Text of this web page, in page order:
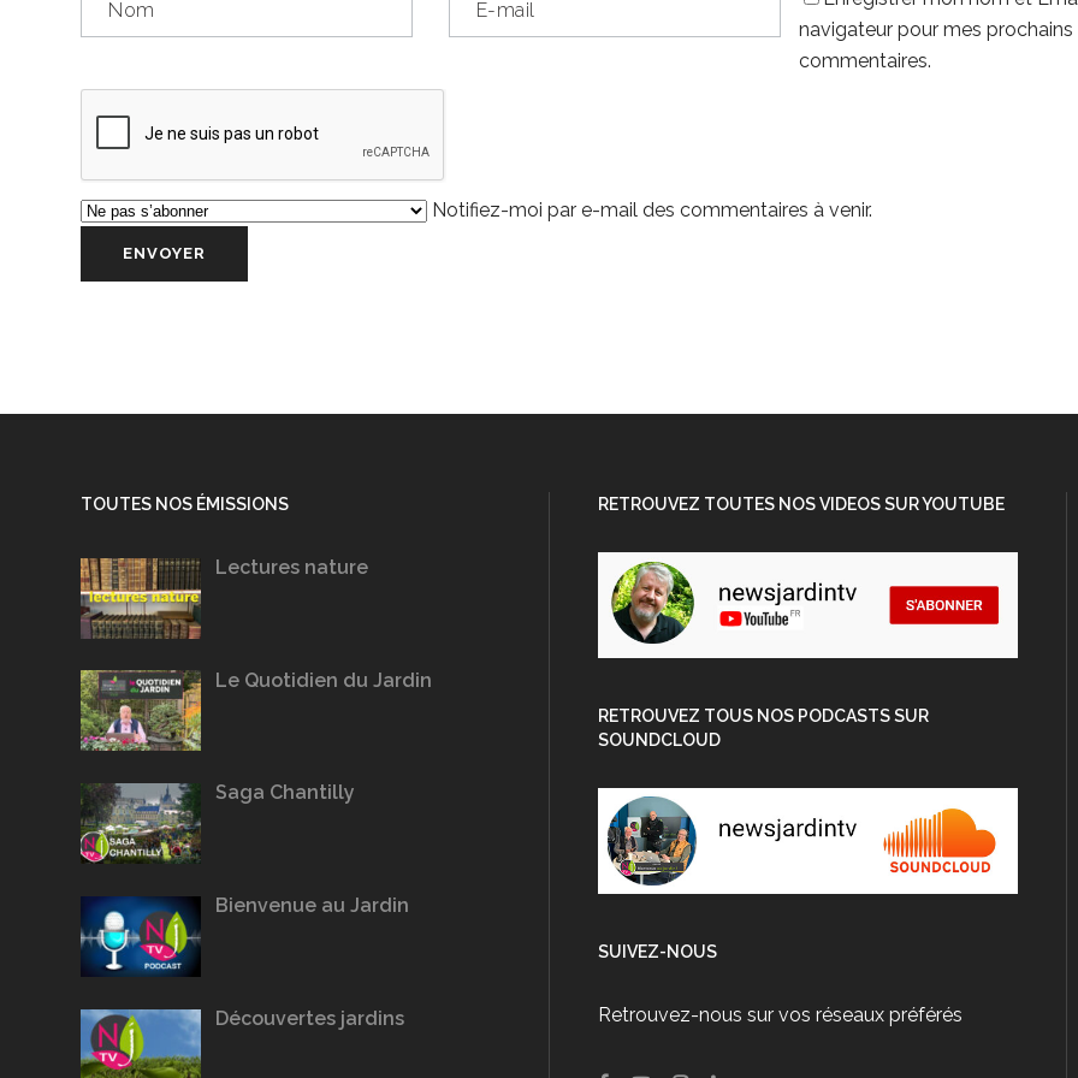
navigateur pour mes prochains
commentaires.
Notifiez-moi par e-mail des commentaires à venir.
TOUTES NOS ÉMISSIONS
Lectures nature
Le Quotidien du Jardin
Saga Chantilly
Bienvenue au Jardin
Découvertes jardins
RETROUVEZ TOUTES NOS VIDEOS SUR YOUTUBE
RETROUVEZ TOUS NOS PODCASTS SUR
SOUNDCLOUD
SUIVEZ-NOUS
Retrouvez-nous sur vos réseaux préférés